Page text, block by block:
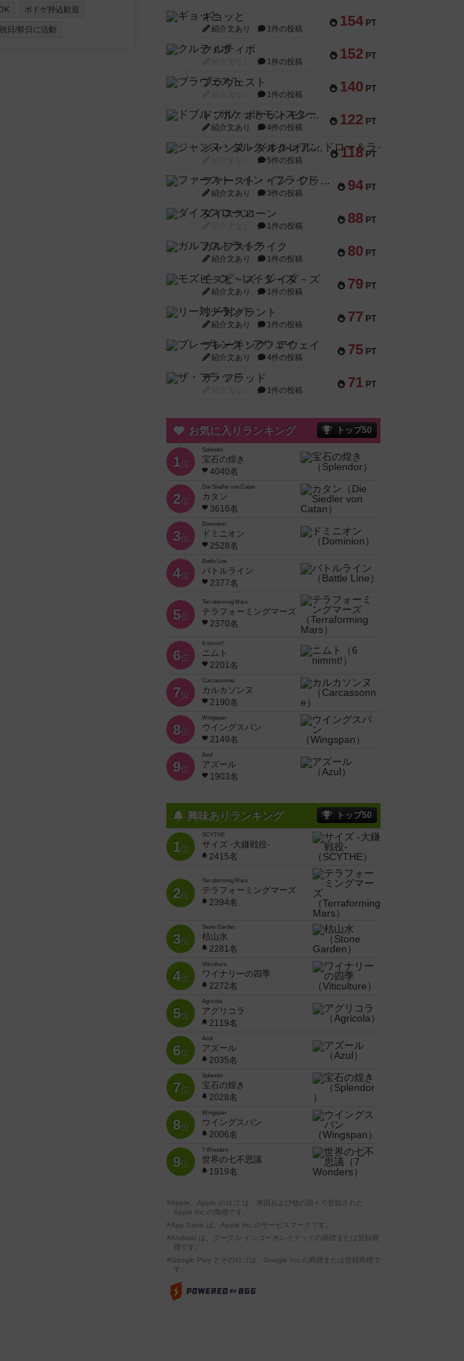
したい人にもおすすめで
ボドゲ持込歓迎
祝日/祭日に活動
154 PT
ギョッと
紹介文あり 1件の投稿
152 PT
クルティボ
1件の投稿
140 PT
ブラヴェスト
1件の投稿
122 PT
ドブル：ポケットモンスター
紹介文あり 4件の投稿
118 PT
ジャンヌ・ダルク-オルレアン ドロー＆ライト
5件の投稿
94 PT
ファースト・イン・フライト
紹介文あり 3件の投稿
88 PT
ダイススローン
1件の投稿
80 PT
ガルフストライク
紹介文あり 1件の投稿
79 PT
モズビ－ズ・レイダ－ズ
紹介文あり 1件の投稿
77 PT
リー対グラント
紹介文あり 1件の投稿
75 PT
ブレーキング・アウェイ
紹介文あり 4件の投稿
71 PT
ザ・フラッド
1件の投稿
お気に入りランキング トップ50
1位
Splendor
宝石の煌き
4040名
2位
Die Siedler von Catan
カタン
3616名
3位
Dominion
ドミニオン
2528名
4位
Battle Line
バトルライン
2377名
5位
Terraforming Mars
テラフォーミングマーズ
2370名
6位
6 nimmt!
ニムト
2201名
7位
Carcassonne
カルカソンヌ
2190名
8位
Wingspan
ウイングスパン
2149名
9位
Azul
アズール
1903名
興味ありランキング トップ50
1位
SCYTHE
サイズ -大鎌戦役-
2415名
2位
Terraforming Mars
テラフォーミングマーズ
2394名
3位
Stone Garden
枯山水
2281名
4位
Viticulture
ワイナリーの四季
2272名
5位
Agricola
アグリコラ
2119名
6位
Azul
アズール
2035名
7位
Splendor
宝石の煌き
2028名
8位
Wingspan
ウイングスパン
2006名
9位
7 Wonders
世界の七不思議
1919名
※Apple、Apple のロゴ は、米国および他の国々で登録された
Apple Inc.の商標です。
※App Store は、Apple Inc.のサービスマークです。
※Android は、グーグル インコーポレイテッドの商標または登録商
標です。
※Google Play とそのロゴは、Google Inc.の商標または登録商標で
す。